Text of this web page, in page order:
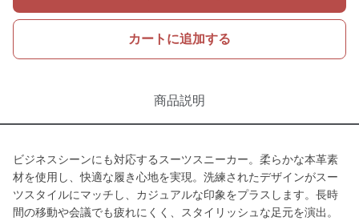
カートに追加する
商品説明
ビジネスシーンにも対応するスーツスニーカー。柔らかな本革素
材を使用し、快適な履き心地を実現。洗練されたデザインがスー
ツスタイルにマッチし、カジュアルな印象をプラスします。長時
間の移動や会議でも疲れにくく、スタイリッシュな足元を演出。